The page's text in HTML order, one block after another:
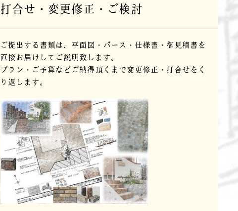
打合せ・変更修正・ご検討
ご提出する書類は、平面図・パース・仕様書・御見積書を
直接お届けしてご説明致します。
プラン・ご予算などご納得頂くまで変更修正・打合せをく
り返します。